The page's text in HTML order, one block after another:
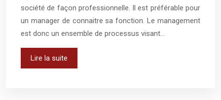
société de façon professionnelle. Il est préférable pour
un manager de connaitre sa fonction. Le management
est donc un ensemble de processus visant…
Lire la suite